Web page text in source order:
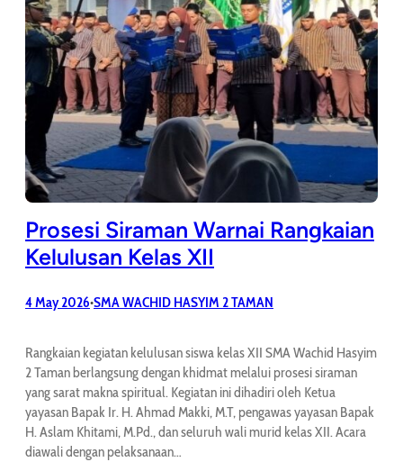
Prosesi Siraman Warnai Rangkaian
Kelulusan Kelas XII
4 May 2026•SMA WACHID HASYIM 2 TAMAN
Rangkaian kegiatan kelulusan siswa kelas XII SMA Wachid Hasyim
2 Taman berlangsung dengan khidmat melalui prosesi siraman
yang sarat makna spiritual. Kegiatan ini dihadiri oleh Ketua
yayasan Bapak Ir. H. Ahmad Makki, M.T, pengawas yayasan Bapak
H. Aslam Khitami, M.Pd., dan seluruh wali murid kelas XII. Acara
diawali dengan pelaksanaan…